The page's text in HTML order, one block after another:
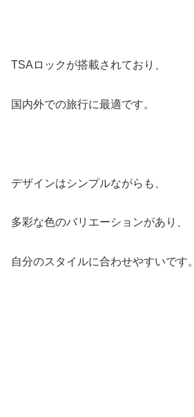
TSAロックが搭載されており、
国内外での旅行に最適です。
デザインはシンプルながらも、
多彩な色のバリエーションがあり、
自分のスタイルに合わせやすいです。